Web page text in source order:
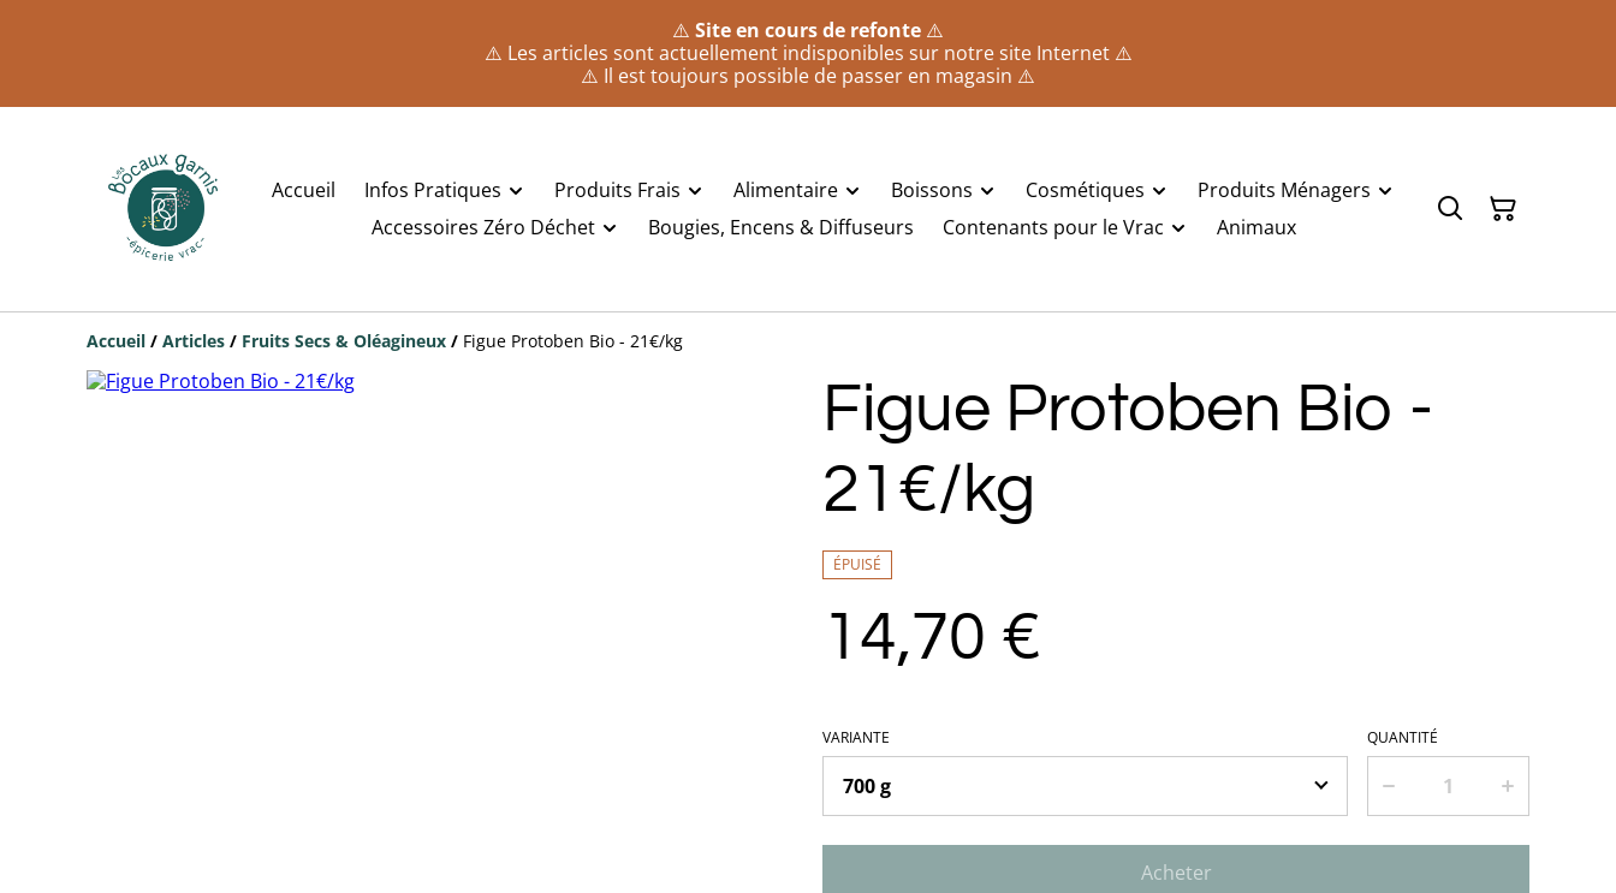
⚠️ Site en cours de refonte ⚠️
⚠️ Les articles sont actuellement indisponibles sur notre site Internet ⚠️
⚠️ Il est toujours possible de passer en magasin ⚠️
Accueil Infos Pratiques Produits Frais Alimentaire Boissons Cosmétiques
Produits Ménagers
Accessoires Zéro Déchet
Bougies, Encens & Diffuseurs Contenants pour le Vrac Animaux
Accueil / Articles / Fruits Secs & Oléagineux / Figue Protoben Bio - 21€/kg
Figue Protoben Bio -
21€/kg
ÉPUISÉ
14,70 €
VARIANTE QUANTITÉ
Acheter